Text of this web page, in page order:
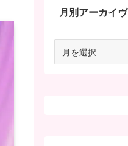
月別アーカイヴ